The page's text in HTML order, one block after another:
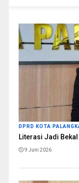
DPRD KOTA
Literasi Jadi Bekal
9 Juni 2026